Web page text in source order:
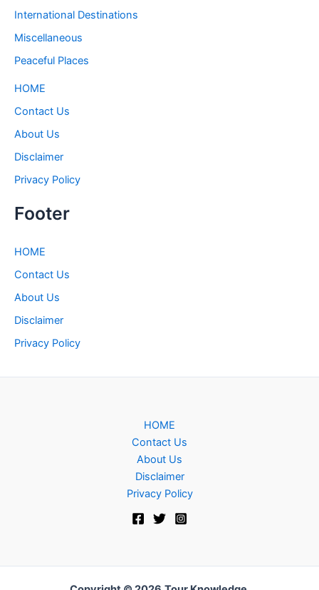
International Destinations
Miscellaneous
Peaceful Places
HOME
Contact Us
About Us
Disclaimer
Privacy Policy
Footer
HOME
Contact Us
About Us
Disclaimer
Privacy Policy
HOME
Contact Us
About Us
Disclaimer
Privacy Policy